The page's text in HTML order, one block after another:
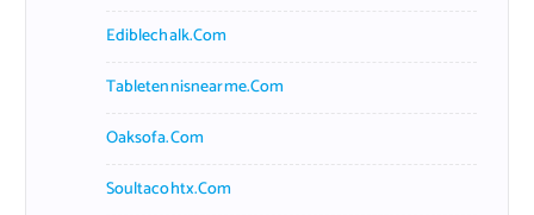
Ediblechalk.com
Tabletennisnearme.com
Oaksofa.com
Soultacohtx.com